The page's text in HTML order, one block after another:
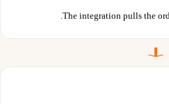
The integration pulls the